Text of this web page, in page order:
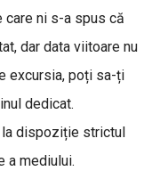
care ni s-a spus că
dar data viitoare nu
excursia, poți sa-ți
dedicat.
la dispoziție strictul
a mediului.